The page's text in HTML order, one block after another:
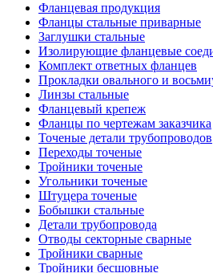
Фланцевая продукция
Фланцы стальные приварные
Заглушки стальные
Изолирующие фланцевые
Комплект ответных фланцев
Прокладки овального и
Линзы стальные
Фланцевый крепеж
Фланцы по чертежам заказчика
Точеные детали трубопроводов
Переходы точеные
Тройники точеные
Угольники точеные
Штуцера точеные
Бобышки стальные
Детали трубопровода
Отводы секторные сварные
Тройники сварные
Тройники бесшовные